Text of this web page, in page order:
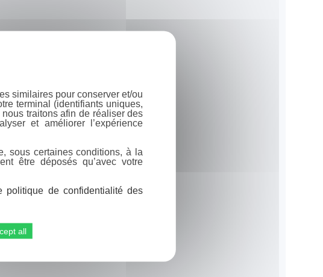
similaires pour conserver et/ou
terminal (identifiants uniques,
traitons afin de réaliser des
et améliorer l’expérience
sous certaines conditions, à la
être déposés qu’avec votre
politique de confidentialité des
all